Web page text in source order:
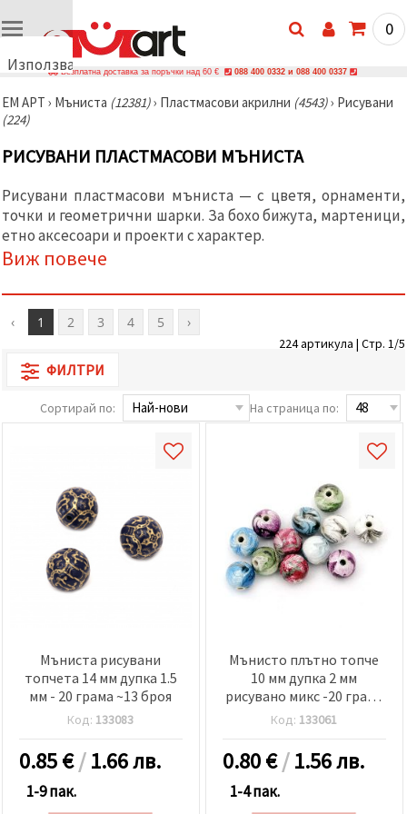
Използваме
🍪
Използваме
и подобни
технологии,
осигурим
правилната
работа на
сайта, да
подобрим
твоето
и, с твое
съгласие,
да
показваме
релевантно
партньори
за анализ
маркетинг.
Можеш да
"бисквитки"
натиснеш
"Приеми
посочиш
предпочитанията
си в
"Настройки",
като
0
Безплатна доставка за поръчки над 60 € 088 400 0332 и 088 400 0337
ЕМ АРТ › Мъниста (12381)› Пластмасови акрилни (4543)› Рисувани
(224)
РИСУВАНИ ПЛАСТМАСОВИ МЪНИСТА
Рисувани пластмасови мъниста — с цветя, орнаменти,
точки и геометрични шарки. За бохо бижута, мартеници,
етно аксесоари и проекти с характер.
Виж повече
‹ 1 2 3 4 5 ›
224 артикула | Стр. 1/5
ФИЛТРИ
Сортирай по: На страница по:
Мъниста рисувани
топчета 14 мм дупка 1.5
мм - 20 грама ~13 броя
Код: 133083
0.85€/1.66 лв.
1-9 пак.
Мънисто плътно топче
10 мм дупка 2 мм
рисувано микс -20 грама
~40 броя
Код: 133061
0.80€/1.56 лв.
1-4 пак.